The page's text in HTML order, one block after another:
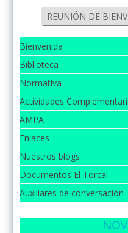
REUNIÓN DE
Bienvenida
Biblioteca
Normativa
Actividades
AMPA
Enlaces
Nuestros blogs
Documentos El Torcal
Auxiliares de conversación